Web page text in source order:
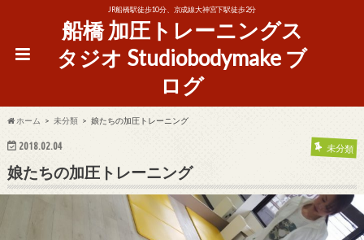
JR船橋駅徒歩10分、京成線大神宮下駅徒歩2分
船橋 加圧トレーニングス
タジオ Studiobodymake ブ
ログ
ホーム 未分類 娘たちの加圧トレーニング
2018.02.04 未分類
娘たちの加圧トレーニング